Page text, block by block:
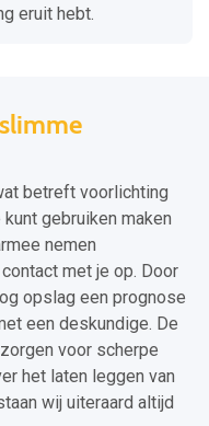
eruit hebt.
betreft voorlichting
gebruiken maken
nemen
met je op. Door
opslag een prognose
een deskundige. De
voor scherpe
het laten leggen van
wij uiteraard altijd